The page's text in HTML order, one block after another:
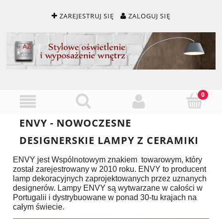
ZAREJESTRUJ SIĘ ZALOGUJ SIĘ
ENVY - NOWOCZESNE
DESIGNERSKIE LAMPY Z CERAMIKI
ENVY jest Wspólnotowym znakiem towarowym, który
został zarejestrowany w 2010 roku. ENVY to producent
lamp dekoracyjnych zaprojektowanych przez uznanych
designerów. Lampy ENVY są wytwarzane w całości w
Portugalii i dystrybuowane w ponad 30-tu krajach na
całym świecie.